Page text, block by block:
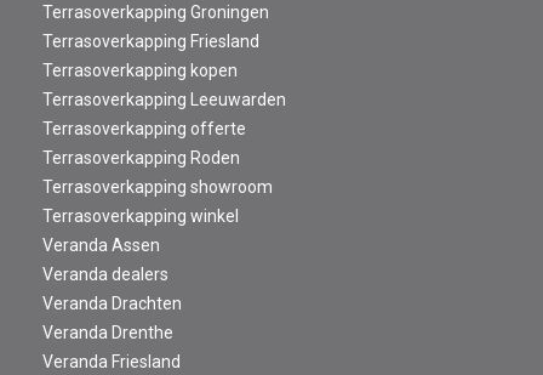
Terrasoverkapping Groningen
Terrasoverkapping Friesland
Terrasoverkapping kopen
Terrasoverkapping Leeuwarden
Terrasoverkapping offerte
Terrasoverkapping Roden
Terrasoverkapping showroom
Terrasoverkapping winkel
Veranda Assen
Veranda dealers
Veranda Drachten
Veranda Drenthe
Veranda Friesland